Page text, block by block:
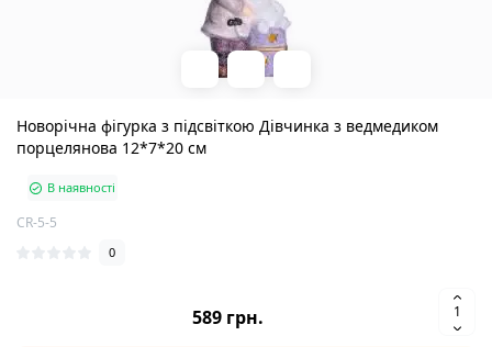
Новорічна фігурка з підсвіткою Дівчинка з ведмедиком
порцелянова 12*7*20 см
В наявності
CR-5-5
0
589 грн.